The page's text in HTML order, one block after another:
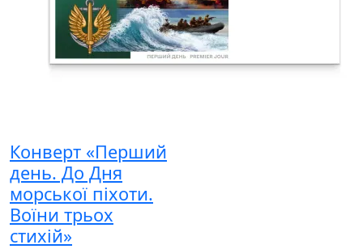
Конверт «Перший
день. До Дня
морської піхоти.
Воїни трьох
стихій»